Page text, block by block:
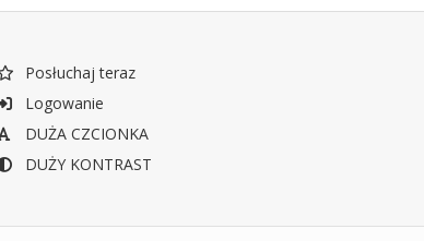
Posłuchaj teraz
Logowanie
DUŻA CZCIONKA
DUŻY KONTRAST